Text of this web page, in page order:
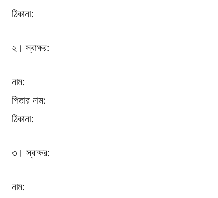
ঠিকানা:
২। স্বাক্ষর:
নাম:
পিতার নাম:
ঠিকানা:
৩। স্বাক্ষর:
নাম: